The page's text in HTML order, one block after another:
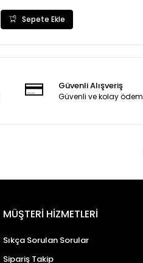
Sepete Ekle
Güvenli Alışveriş
Güvenli ve kolay
MÜŞTERİ HİZMETLERİ
Sıkça Sorulan Sorular
Sipariş Takip